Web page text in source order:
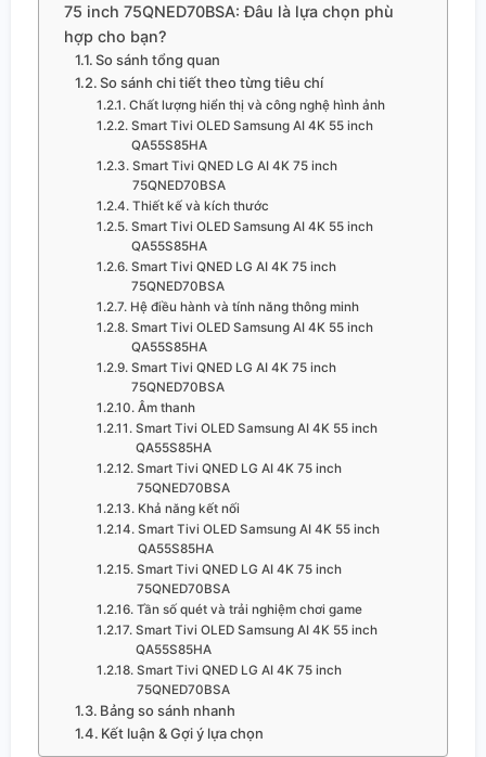
75 inch 75QNED70BSA: Đâu là lựa chọn phù
hợp cho bạn?
So sánh tổng quan
So sánh chi tiết theo từng tiêu chí
Chất lượng hiển thị và công nghệ hình ảnh
Smart Tivi OLED Samsung AI 4K 55 inch
QA55S85HA
Smart Tivi QNED LG AI 4K 75 inch
75QNED70BSA
Thiết kế và kích thước
Smart Tivi OLED Samsung AI 4K 55 inch
QA55S85HA
Smart Tivi QNED LG AI 4K 75 inch
75QNED70BSA
Hệ điều hành và tính năng thông minh
Smart Tivi OLED Samsung AI 4K 55 inch
QA55S85HA
Smart Tivi QNED LG AI 4K 75 inch
75QNED70BSA
Âm thanh
Smart Tivi OLED Samsung AI 4K 55 inch
QA55S85HA
Smart Tivi QNED LG AI 4K 75 inch
75QNED70BSA
Khả năng kết nối
Smart Tivi OLED Samsung AI 4K 55 inch
QA55S85HA
Smart Tivi QNED LG AI 4K 75 inch
75QNED70BSA
Tần số quét và trải nghiệm chơi game
Smart Tivi OLED Samsung AI 4K 55 inch
QA55S85HA
Smart Tivi QNED LG AI 4K 75 inch
75QNED70BSA
Bảng so sánh nhanh
Kết luận & Gợi ý lựa chọn